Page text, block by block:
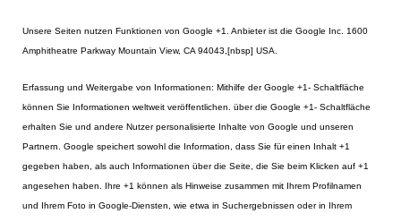
Unsere Seiten nutzen Funktionen von Google +1. Anbieter ist die Google Inc. 1600
Amphitheatre Parkway Mountain View, CA 94043,[nbsp] USA.
Erfassung und Weitergabe von Informationen: Mithilfe der Google +1- Schaltfläche
können Sie Informationen weltweit veröffentlichen. über die Google +1- Schaltfläche
erhalten Sie und andere Nutzer personalisierte Inhalte von Google und unseren
Partnern. Google speichert sowohl die Information, dass Sie für einen Inhalt +1
gegeben haben, als auch Informationen über die Seite, die Sie beim Klicken auf +1
angesehen haben. Ihre +1 können als Hinweise zusammen mit Ihrem Profilnamen
und Ihrem Foto in Google-Diensten, wie etwa in Suchergebnissen oder in Ihrem